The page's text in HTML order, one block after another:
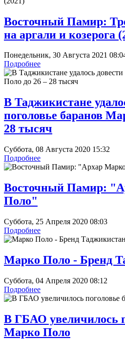
Восточный Памир:
на аргали и козерога
Понедельник, 30 Августа 2021
Подробнее
В Таджикистане
поголовье баранов
28 тысяч
Суббота, 08 Августа 2020 15:32
Подробнее
Восточный Памир:
Поло"
Суббота, 25 Апреля 2020 08:03
Подробнее
Марко Поло - Бренд
Суббота, 04 Апреля 2020 08:12
Подробнее
В ГБАО увеличилось
Марко Поло